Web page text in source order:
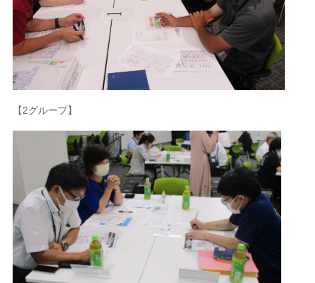
【2グループ】